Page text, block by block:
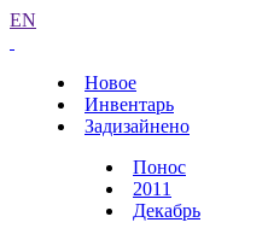
EN
Новое
Инвентарь
Задизайнено
Понос
2011
Декабрь